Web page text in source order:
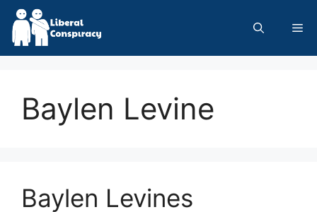
Skip
content
Baylen Levine
Baylen Levines